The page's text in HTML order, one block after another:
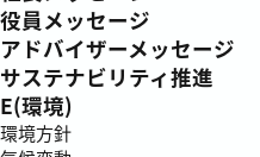
役員メッセージ
アドバイザーメッセージ
サステナビリティ推進
E(環境)
環境方針